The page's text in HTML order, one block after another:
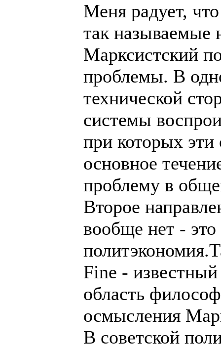
Меня радует,
так называемые
Марксистский
проблемы. В
технической
системы
при которых
основное
проблему в
Второе
вообще нет - это
Fine -
область
осмысления
В советской